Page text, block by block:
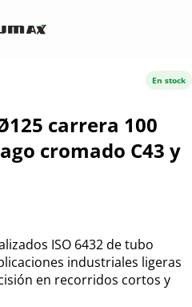
carrera 100
cromado C43 y
ISO 6432 de tubo
industriales ligeras
en recorridos cortos y
En stock